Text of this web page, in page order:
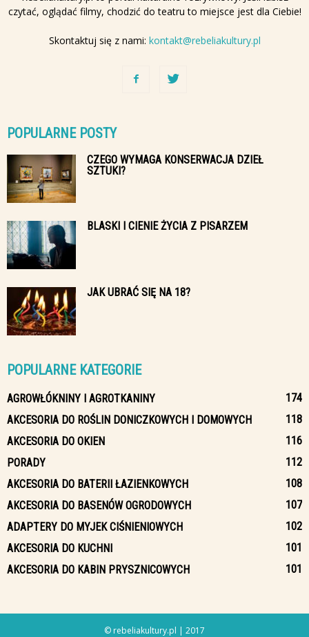
czytać, oglądać filmy, chodzić do teatru to miejsce jest dla Ciebie!
Skontaktuj się z nami: kontakt@rebeliakultury.pl
POPULARNE POSTY
CZEGO WYMAGA KONSERWACJA DZIEŁ
SZTUKI?
BLASKI I CIENIE ŻYCIA Z PISARZEM
JAK UBRAĆ SIĘ NA 18?
POPULARNE KATEGORIE
AGROWŁÓKNINY I AGROTKANINY
174
AKCESORIA DO ROŚLIN DONICZKOWYCH I DOMOWYCH
118
AKCESORIA DO OKIEN
116
PORADY
112
AKCESORIA DO BATERII ŁAZIENKOWYCH
108
AKCESORIA DO BASENÓW OGRODOWYCH
107
ADAPTERY DO MYJEK CIŚNIENIOWYCH
102
AKCESORIA DO KUCHNI
101
AKCESORIA DO KABIN PRYSZNICOWYCH
101
© rebeliakultury.pl | 2017